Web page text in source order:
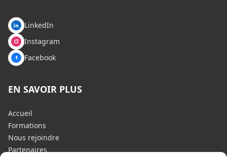
LinkedIn
Instagram
Facebook
EN SAVOIR PLUS
Accueil
Formations
Nous rejoindre
Partenaires